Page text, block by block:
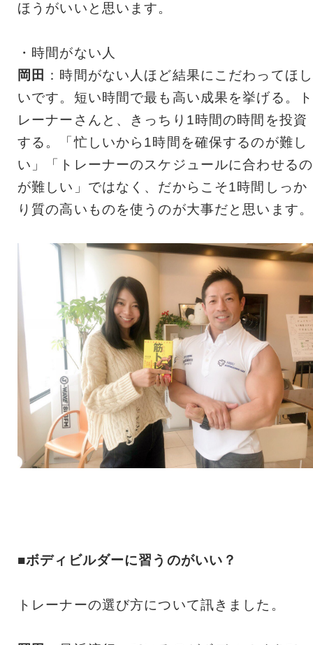
ほうがいいと思います。
・時間がない人
岡田
：時間がない人ほど結果にこだわってほし
いです。短い時間で最も高い成果を挙げる。ト
レーナーさんと、きっちり1時間の時間を投資
する。「忙しいから1時間を確保するのが難し
い」「トレーナーのスケジュールに合わせるの
が難しい」ではなく、だからこそ1時間しっか
り質の高いものを使うのが大事だと思います。
■ボディビルダーに習うのがいい？
トレーナーの選び方について訊きました。